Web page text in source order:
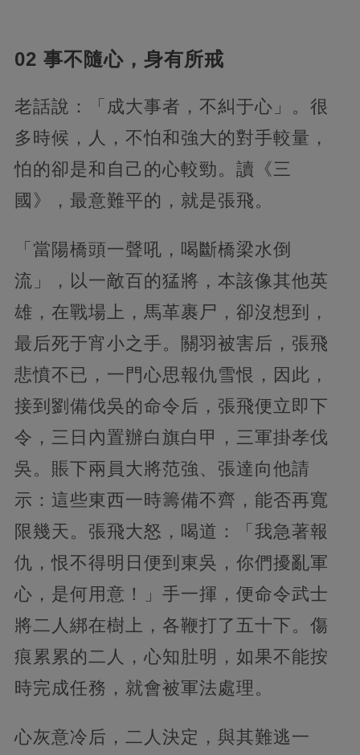
02 事不隨心，身有所戒
老話說：「成大事者，不糾于心」。很
多時候，人，不怕和強大的對手較量，
怕的卻是和自己的心較勁。讀《三
國》，最意難平的，就是張飛。
「當陽橋頭一聲吼，喝斷橋梁水倒
流」，以一敵百的猛將，本該像其他英
雄，在戰場上，馬革裹尸，卻沒想到，
最后死于宵小之手。關羽被害后，張飛
悲憤不已，一門心思報仇雪恨，因此，
接到劉備伐吳的命令后，張飛便立即下
令，三日內置辦白旗白甲，三軍掛孝伐
吳。賬下兩員大將范強、張達向他請
示：這些東西一時籌備不齊，能否再寬
限幾天。張飛大怒，喝道：「我急著報
仇，恨不得明日便到東吳，你們擾亂軍
心，是何用意！」手一揮，便命令武士
將二人綁在樹上，各鞭打了五十下。傷
痕累累的二人，心知肚明，如果不能按
時完成任務，就會被軍法處理。
心灰意冷后，二人決定，與其難逃一